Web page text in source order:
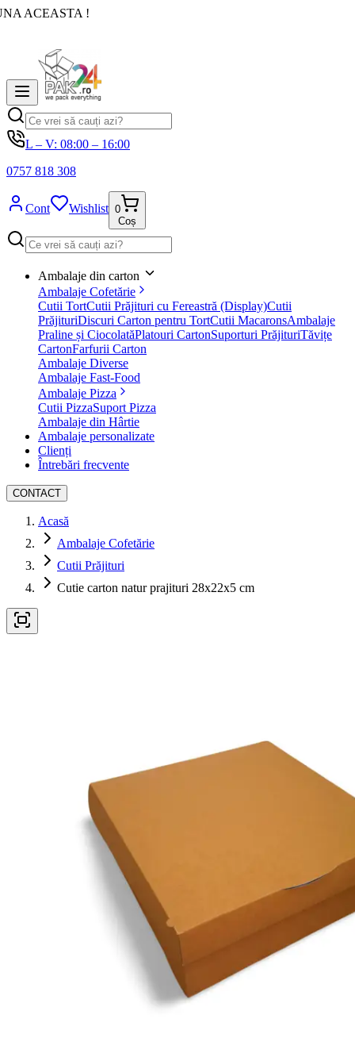
ACEASTA !
L – V: 08:00 – 16:00
0757 818 308
Cont Wishlist 0
Coș
Ambalaje din carton
Ambalaje Cofetărie
Cutii TortCutii Prăjituri cu Fereastră (Display)Cutii
PrăjituriDiscuri Carton pentru TortCutii MacaronsAmbalaje
Praline și CiocolatăPlatouri CartonSuporturi PrăjituriTăvițe
CartonFarfurii Carton
Ambalaje Diverse
Ambalaje Fast-Food
Ambalaje Pizza
Cutii PizzaSuport Pizza
Ambalaje din Hârtie
Ambalaje personalizate
Clienți
Întrebări frecvente
CONTACT
Acasă
Ambalaje Cofetărie
Cutii Prăjituri
Cutie carton natur prajituri 28x22x5 cm